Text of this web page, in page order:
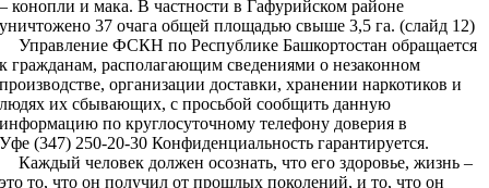
конопли и мака. В частности в Гафурийском районе
37 очага общей площадью свыше 3,5 га. (слайд 12)
Управление ФСКН по Республике Башкортостан обращается
гражданам, располагающим сведениями о незаконном
организации доставки, хранении наркотиков и
их сбывающих, с просьбой сообщить данную
по круглосуточному телефону доверия в
(347) 250-20-30 Конфиденциальность гарантируется.
Каждый человек должен осознать, что его здоровье, жизнь –
то, что он получил от прошлых поколений, и то, что он